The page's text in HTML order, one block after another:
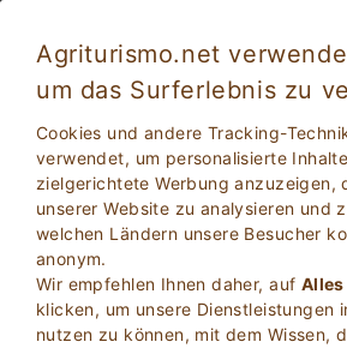
Agriturismo.net
um das Surferlebnis zu
Cookies und andere Tracking-
verwendet, um personalisierte
zielgerichtete Werbung anzuzeigen,
unserer Website zu analysieren und
welchen Ländern unsere Besucher
anonym.
Wir empfehlen Ihnen daher, auf
klicken, um unsere Dienstleistungen
nutzen zu können, mit dem Wissen,
Traditionelle